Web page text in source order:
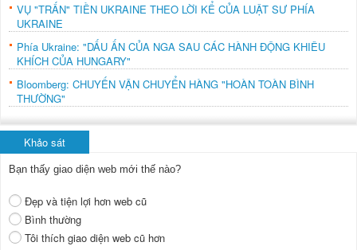
VỤ "TRẤN" TIỀN UKRAINE THEO LỜI KỂ CỦA LUẬT SƯ PHÍA
UKRAINE
Phía Ukraine: "DẤU ẤN CỦA NGA SAU CÁC HÀNH ĐỘNG KHIÊU
KHÍCH CỦA HUNGARY"
Bloomberg: CHUYẾN VẬN CHUYỂN HÀNG "HOÀN TOÀN BÌNH
THƯỜNG"
Khảo sát
Bạn thấy giao diện web mới thế nào?
Đẹp và tiện lợi hơn web cũ
Bình thường
Tôi thích giao diện web cũ hơn